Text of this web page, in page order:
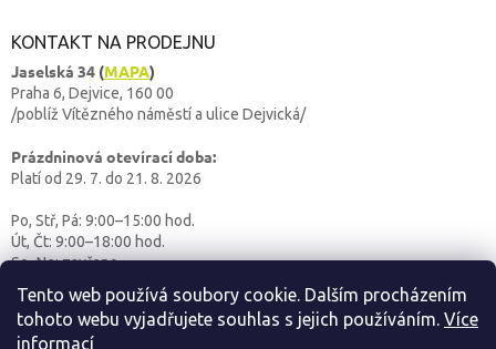
Tento web používá soubory cookie. Dalším procházením
tohoto webu vyjadřujete souhlas s jejich používáním. Více
informací
KONTAKT NA PRODEJNU
Jaselská 34 (MAPA)
Praha 6, Dejvice, 160 00
/poblíž Vítězného náměstí a ulice Dejvická/
Prázdninová otevírací doba:
Platí od 29. 7. do 21. 8. 2026
Po, Stř, Pá: 9:00–15:00 hod.
Út, Čt: 9:00–18:00 hod.
So–Ne: zavřeno